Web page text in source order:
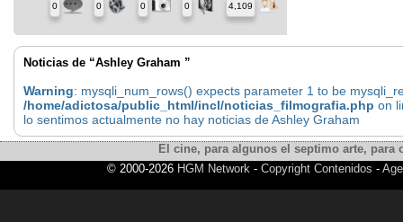
0 0 0 0 4,109
Noticias de “Ashley Graham ”
Warning: mysqli_num_rows() expects parameter 1 to be
/home/adictosa/public_html/incl/noticias_filmografia.php on
lo sentimos actualmente no hay noticias de Ashley Graham
El cine, para algunos el septimo arte,
© 2000-2026 HGM Network- Copyright Contenidos -